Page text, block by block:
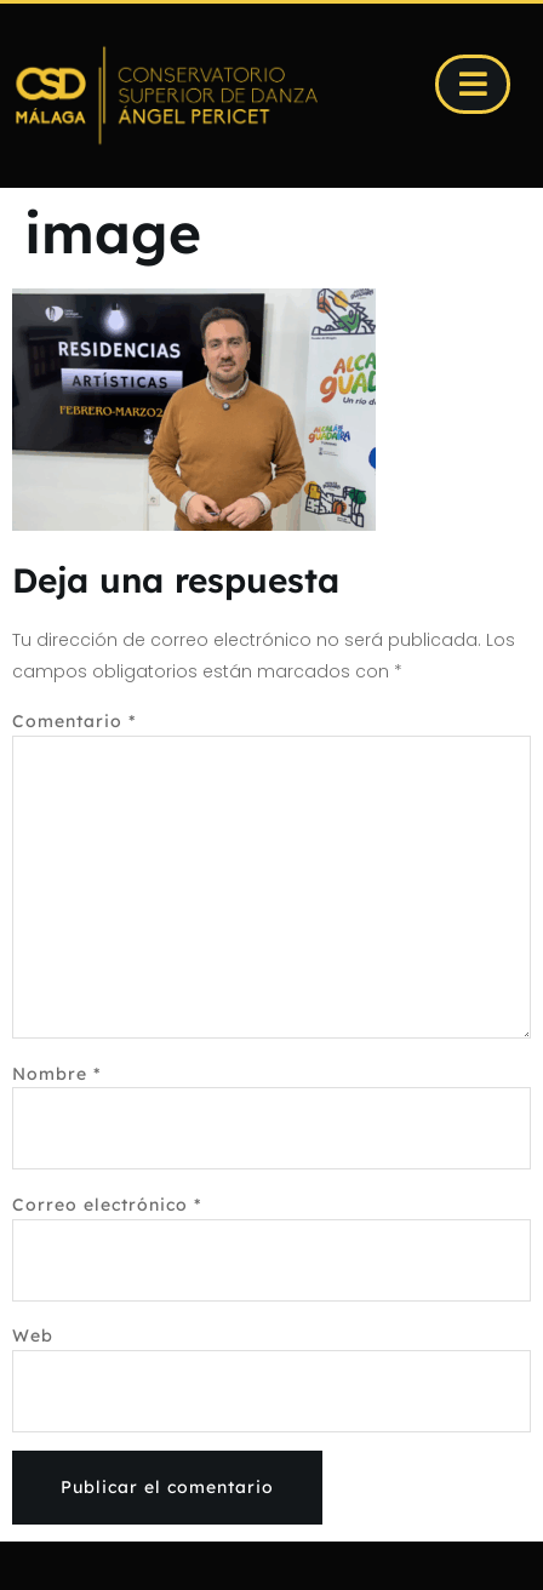
image
Deja una respuesta
Tu dirección de correo electrónico no será publicada. Los
campos obligatorios están marcados con *
Comentario *
Nombre *
Correo electrónico *
Web